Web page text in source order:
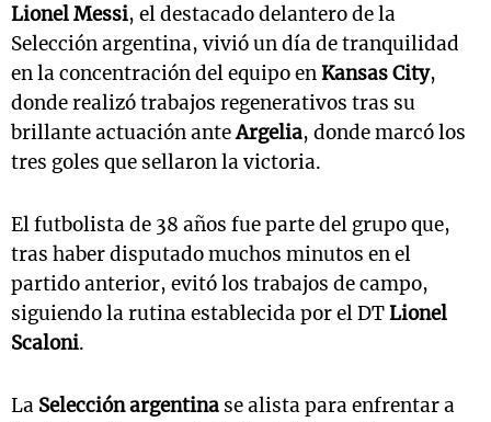
Lionel Messi, el destacado delantero de la
Selección argentina, vivió un día de tranquilidad
en la concentración del equipo enKansas City,
donde realizó trabajos regenerativos tras su
brillante actuación anteArgelia, donde marcó los
tres goles que sellaron la victoria.
El futbolista de 38 años fue parte del grupo que,
tras haber disputado muchos minutos en el
partido anterior, evitó los trabajos de campo,
siguiendo la rutina establecida por el DTLionel
Scaloni.
La Selección argentina se alista para enfrentar a